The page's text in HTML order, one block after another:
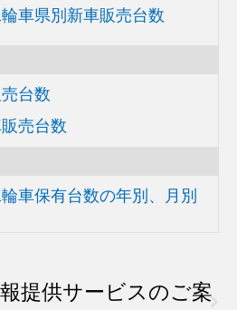
車県別新車販売台数
台数
売台数
車保有台数の年別、月別
提供サービスのご案